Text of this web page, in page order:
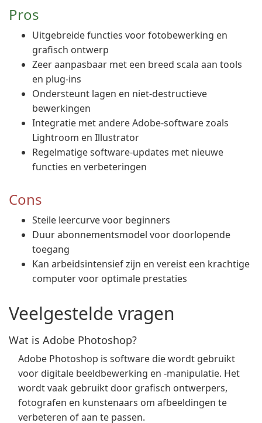
Pros
Uitgebreide functies voor fotobewerking en
grafisch ontwerp
Zeer aanpasbaar met een breed scala aan tools
en plug-ins
Ondersteunt lagen en niet-destructieve
bewerkingen
Integratie met andere Adobe-software zoals
Lightroom en Illustrator
Regelmatige software-updates met nieuwe
functies en verbeteringen
Cons
Steile leercurve voor beginners
Duur abonnementsmodel voor doorlopende
toegang
Kan arbeidsintensief zijn en vereist een krachtige
computer voor optimale prestaties
Veelgestelde vragen
Wat is Adobe Photoshop?
Adobe Photoshop is software die wordt gebruikt
voor digitale beeldbewerking en -manipulatie. Het
wordt vaak gebruikt door grafisch ontwerpers,
fotografen en kunstenaars om afbeeldingen te
verbeteren of aan te passen.